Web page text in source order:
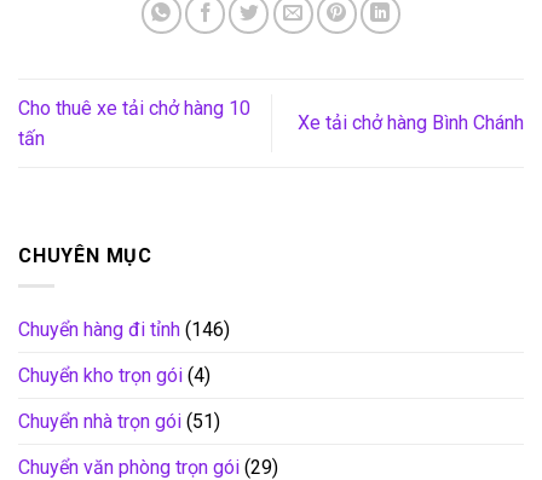
Cho thuê xe tải chở hàng 10
tấn
Xe tải chở hàng Bình Chánh
CHUYÊN MỤC
Chuyển hàng đi tỉnh (146)
Chuyển kho trọn gói (4)
Chuyển nhà trọn gói (51)
Chuyển văn phòng trọn gói (29)